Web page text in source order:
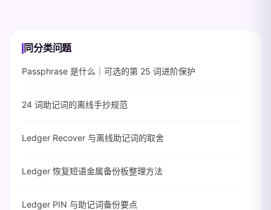
同分类问题
Passphrase 是什么｜可选的第 25 词进阶保护
24 词助记词的离线手抄规范
Ledger Recover 与离线助记词的取舍
Ledger 恢复短语金属备份板整理方法
Ledger PIN 与助记词备份要点